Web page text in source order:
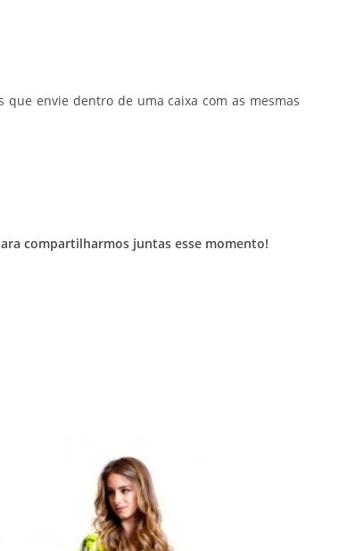
que envie dentro de uma caixa com as mesmas
compartilharmos juntas esse momento!